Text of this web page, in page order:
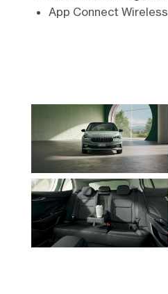
App Connect Wireless